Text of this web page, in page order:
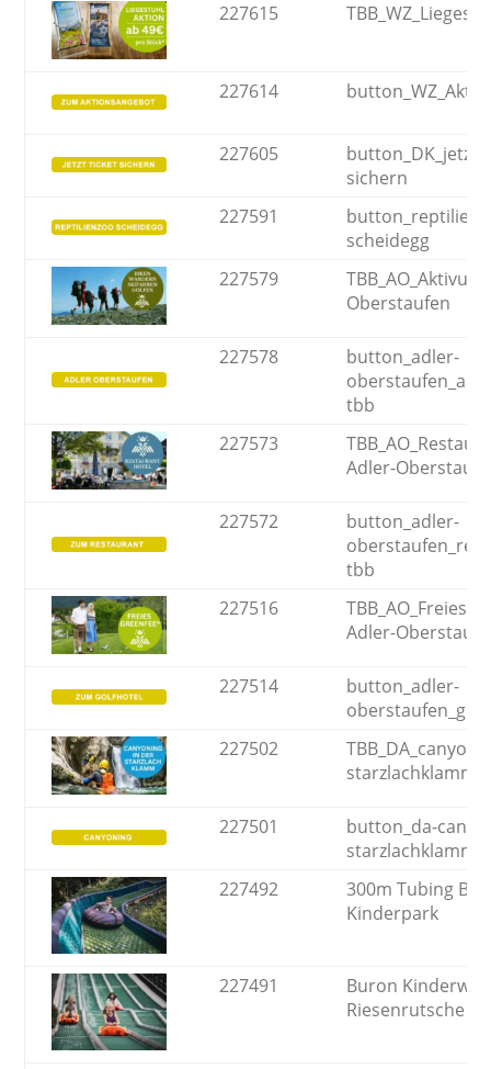
227615
227614
227605
button_DK_jetzt-
sichern
227591
scheidegg
227579
Oberstaufen
227578
button_adler-
tbb
227573
Adler-
227572
button_adler-
tbb
227516
TBB_AO_Freies-
Adler-
227514
button_adler-
227502
starzlachklamm
227501
button_da-
starzlachklamm
227492
300m Tubing
Kinderpark
227491
Buron
Riesenrutsche